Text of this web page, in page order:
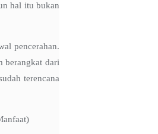
hal itu bukan
pencerahan.
berangkat dari
terencana